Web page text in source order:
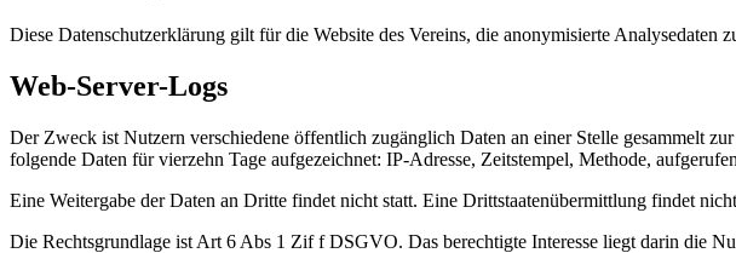
Diese Datenschutzerklärung gilt für die Website des Vereins, die anonymisierte Analysedaten
Web-Server-Logs
Der Zweck ist Nutzern verschiedene öffentlich zugänglich Daten an einer Stelle gesammelt
folgende Daten für vierzehn Tage aufgezeichnet: IP-Adresse, Zeitstempel, Methode,
Eine Weitergabe der Daten an Dritte findet nicht statt. Eine Drittstaatenübermittlung findet
Die Rechtsgrundlage ist Art 6 Abs 1 Zif f DSGVO. Das berechtigte Interesse liegt darin die